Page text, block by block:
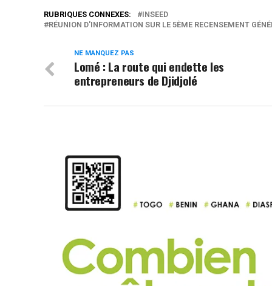
RUBRIQUES CONNEXES:
INSEED
RÉUNION D'INFORMATION SUR LE 5ÈME RECENSEMENT
NE MANQUEZ PAS
Lomé : La route qui endette les
entrepreneurs de Djidjolé